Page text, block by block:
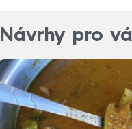
Návrhy pro